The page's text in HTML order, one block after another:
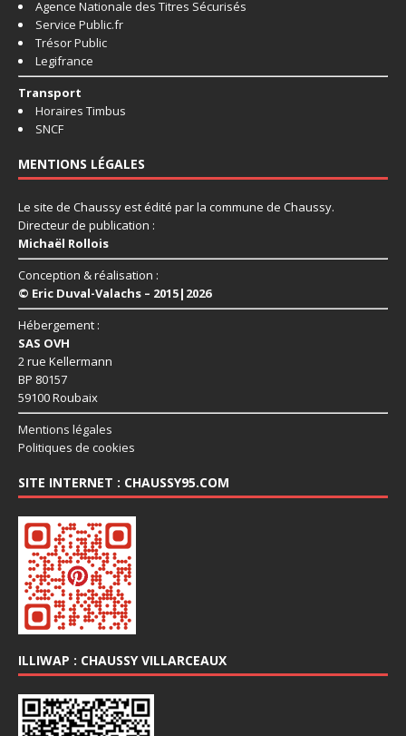
Agence Nationale des Titres Sécurisés
Service Public.fr
Trésor Public
Legifrance
Transport
Horaires Timbus
SNCF
MENTIONS LÉGALES
Le site de Chaussy est édité par la commune de Chaussy.
Directeur de publication :
Michaël Rollois
Conception & réalisation :
© Eric Duval-Valachs – 2015|2026
Hébergement :
SAS OVH
2 rue Kellermann
BP 80157
59100 Roubaix
Mentions légales
Politiques de cookies
SITE INTERNET : CHAUSSY95.COM
ILLIWAP : CHAUSSY VILLARCEAUX